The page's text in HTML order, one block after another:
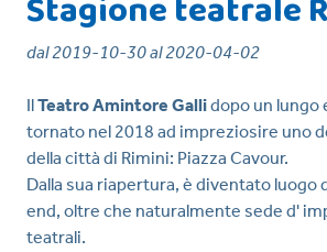
Stagione teatrale
dal 2019-10-30 al 2020-04-02
IlTeatro Amintore Gallidopo un lungo
tornato nel 2018 ad impreziosire uno
della città di Rimini: Piazza Cavour.
Dalla sua riapertura, è diventato luogo
end, oltre che naturalmente sede d'
teatrali.